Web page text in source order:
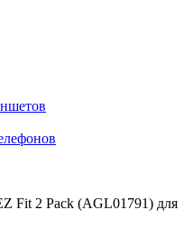
Fit 2 Pack (AGL01791) для